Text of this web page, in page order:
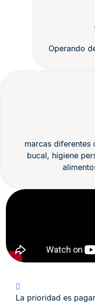
Operando
marcas diferentes
bucal, higiene
La prioridad es